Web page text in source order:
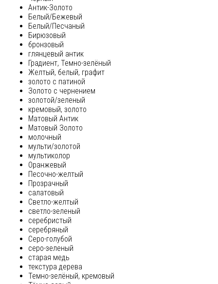
Антик-Золото
Белый/Бежевый
Белый/Песчаный
Бирюзовый
бронзовый
глянцевый антик
Градиент, Темно-зелёный
Желтый, белый, графит
золото с патиной
Золото с чернением
золотой/зеленый
кремовый, золото
Матовый Антик
Матовый Золото
молочный
мульти/золотой
мультиколор
Оранжевый
Песочно-желтый
Прозрачный
салатовый
Светло-желтый
светло-зеленый
серебристый
серебряный
Серо-голубой
серо-зеленый
старая медь
текстура дерева
Темно-зелёный, кремовый